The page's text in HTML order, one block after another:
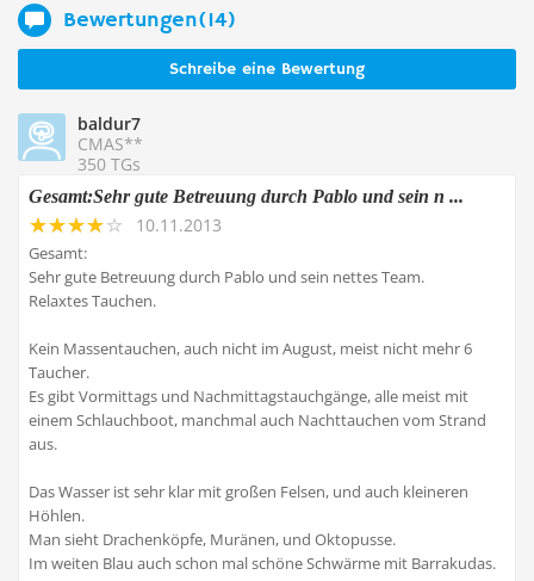
Bewertungen(14)
Schreibe eine Bewertung
baldur7
CMAS**
350 TGs
Gesamt:Sehr gute Betreuung durch Pablo und sein n ...
10.11.2013
Gesamt:
Sehr gute Betreuung durch Pablo und sein nettes Team.
Relaxtes Tauchen.
Kein Massentauchen, auch nicht im August, meist nicht mehr 6
Taucher.
Es gibt Vormittags und Nachmittagstauchgänge, alle meist mit
einem Schlauchboot, manchmal auch Nachttauchen vom Strand
aus.
Das Wasser ist sehr klar mit großen Felsen, und auch kleineren
Höhlen.
Man sieht Drachenköpfe, Muränen, und Oktopusse.
Im weiten Blau auch schon mal schöne Schwärme mit Barrakudas.